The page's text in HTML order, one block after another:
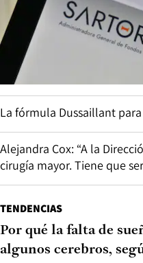
La fórmula Dussaillant para
Alejandra Cox: “A la
cirugía mayor. Tiene que
TENDENCIAS
Por qué la falta de
algunos cerebros,